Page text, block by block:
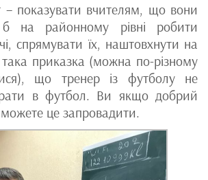
показувати вчителям, що вони
на районному рівні робити
спрямувати їх, наштовхнути на
приказка (можна по-різному
що тренер із футболу не
в футбол. Ви якщо добрий
можете це запровадити.